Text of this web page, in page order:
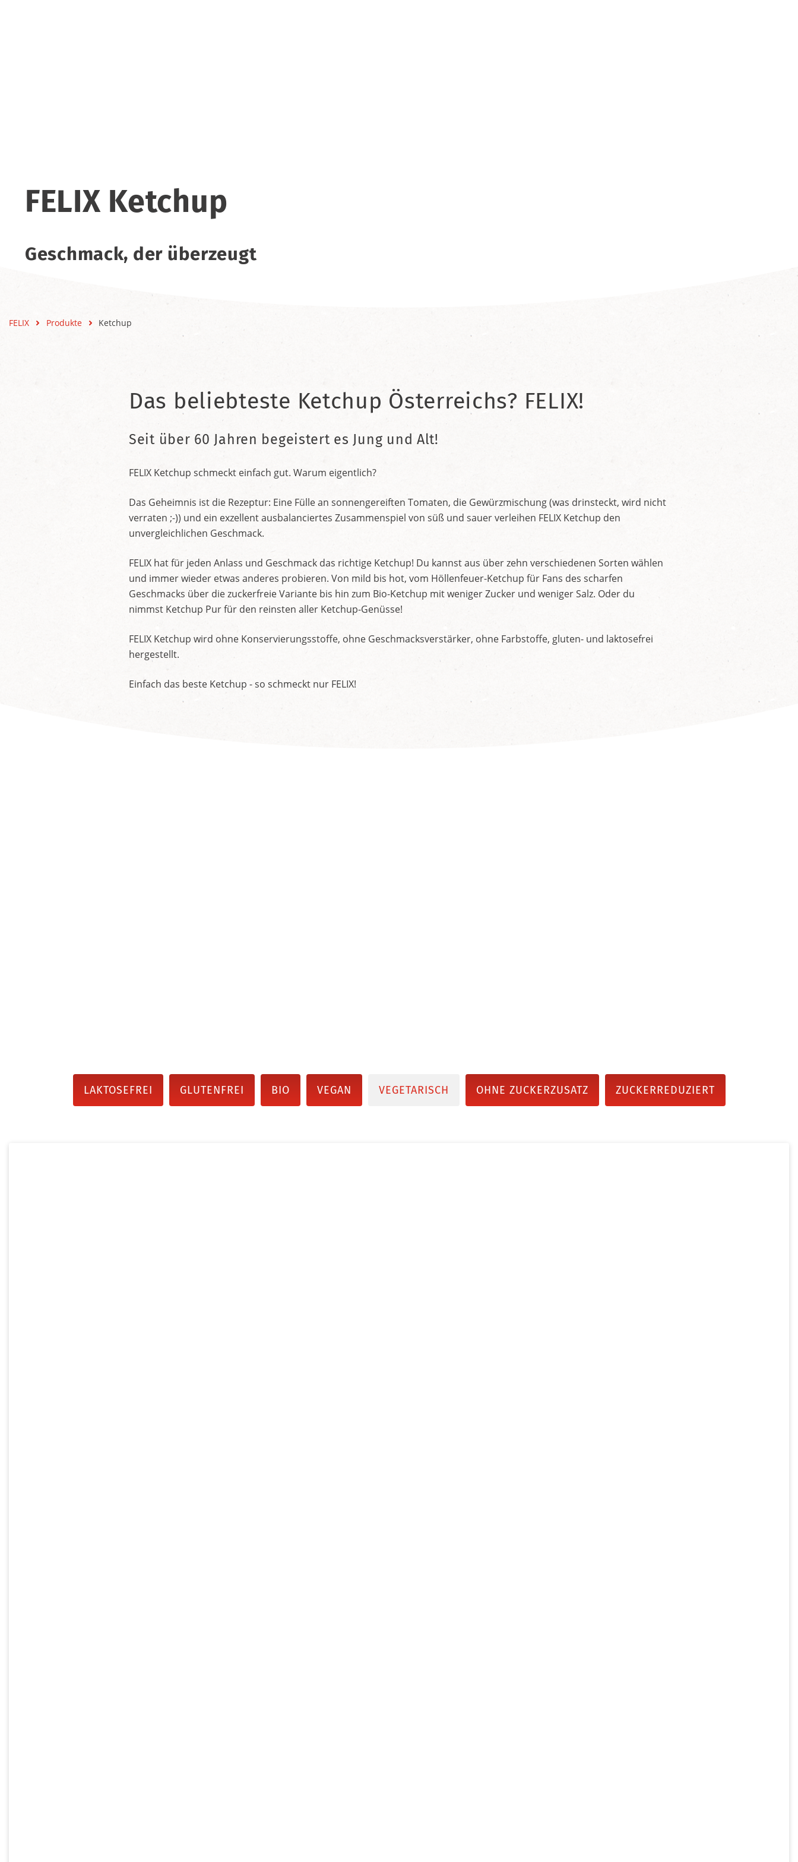
FELIX Ketchup
Geschmack, der überzeugt
FELIX Produkte Ketchup
Das beliebteste Ketchup Österreichs? FELIX!
Seit über 60 Jahren begeistert es Jung und Alt!
FELIX Ketchup schmeckt einfach gut. Warum eigentlich?
Das Geheimnis ist die Rezeptur: Eine Fülle an sonnengereiften Tomaten, die Gewürzmischung (was drinsteckt, wird nicht
verraten ;-)) und ein exzellent ausbalanciertes Zusammenspiel von süß und sauer verleihen FELIX Ketchup den
unvergleichlichen Geschmack.
FELIX hat für jeden Anlass und Geschmack das richtige Ketchup! Du kannst aus über zehn verschiedenen Sorten wählen
und immer wieder etwas anderes probieren. Von mild bis hot, vom Höllenfeuer-Ketchup für Fans des scharfen
Geschmacks über die zuckerfreie Variante bis hin zum Bio-Ketchup mit weniger Zucker und weniger Salz. Oder du
nimmst Ketchup Pur für den reinsten aller Ketchup-Genüsse!
FELIX Ketchup wird ohne Konservierungsstoffe, ohne Geschmacksverstärker, ohne Farbstoffe, gluten- und laktosefrei
hergestellt.
Einfach das beste Ketchup - so schmeckt nur FELIX!
LAKTOSEFREI GLUTENFREI BIO VEGAN VEGETARISCH OHNE ZUCKERZUSATZ ZUCKERREDUZIERT